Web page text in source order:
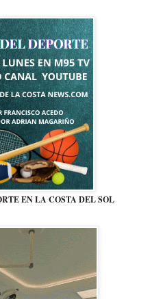
EN LA COSTA DEL SOL